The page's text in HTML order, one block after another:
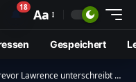
🔔18 Aa
Gespeichert
Lawrence unterschreibt $ 36,8 Millionen Vertrag